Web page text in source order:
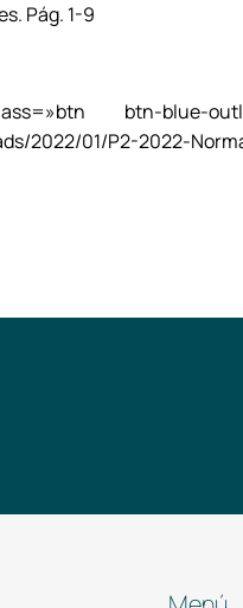
Pág. 1-9
btn-blue-
2022/01/P2-2022-